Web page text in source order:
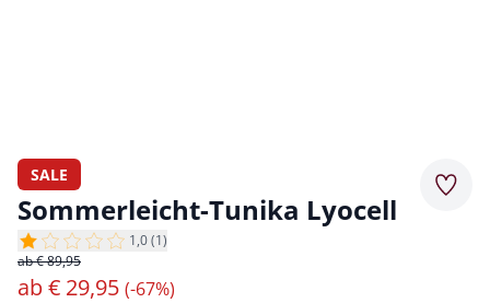
SALE
Sommerleicht-Tunika Lyocell
1,0 (1)
ab € 89,95
ab€ 29,95 (-67%)